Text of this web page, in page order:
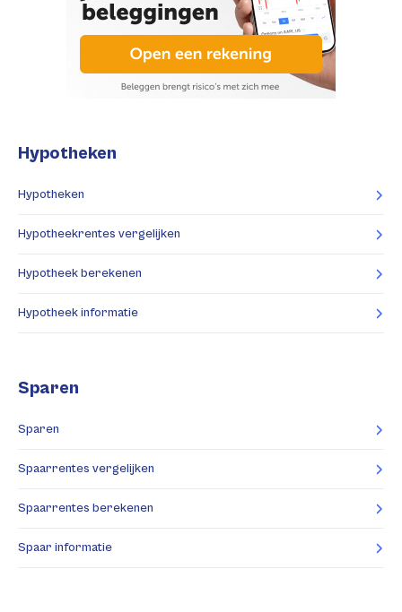
Hypotheken
Hypotheken
Hypotheekrentes vergelijken
Hypotheek berekenen
Hypotheek informatie
Sparen
Sparen
Spaarrentes vergelijken
Spaarrentes berekenen
Spaar informatie